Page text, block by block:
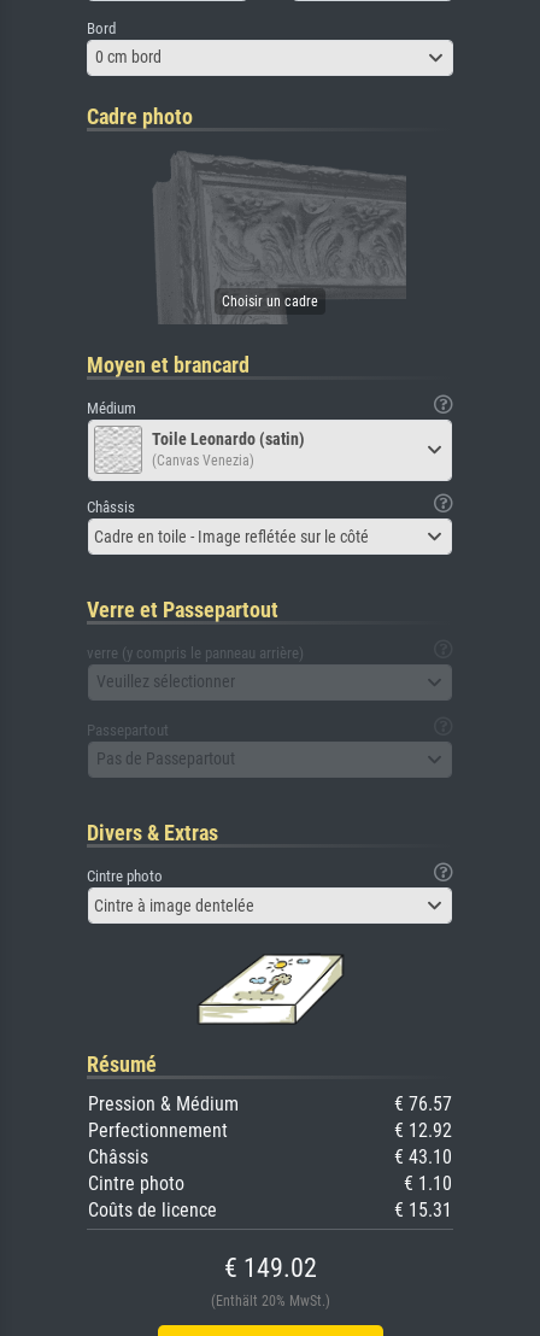
Bord
0 cm bord
Cadre photo
Moyen et brancard
Médium
Toile Leonardo (satin)
(Canvas Venezia)
Châssis
Cadre en toile - Image reflétée sur le côté
Verre et Passepartout
verre (y compris le panneau arrière)
Veuillez sélectionner
Passepartout
Pas de Passepartout
Divers & Extras
Cintre photo
Cintre à image dentelée
Résumé
Pression & Médium
€ 76.57
Perfectionnement
€ 12.92
Châssis
€ 43.10
Cintre photo
€ 1.10
Coûts de licence
€ 15.31
€ 149.02
(Enthält 20% MwSt.)